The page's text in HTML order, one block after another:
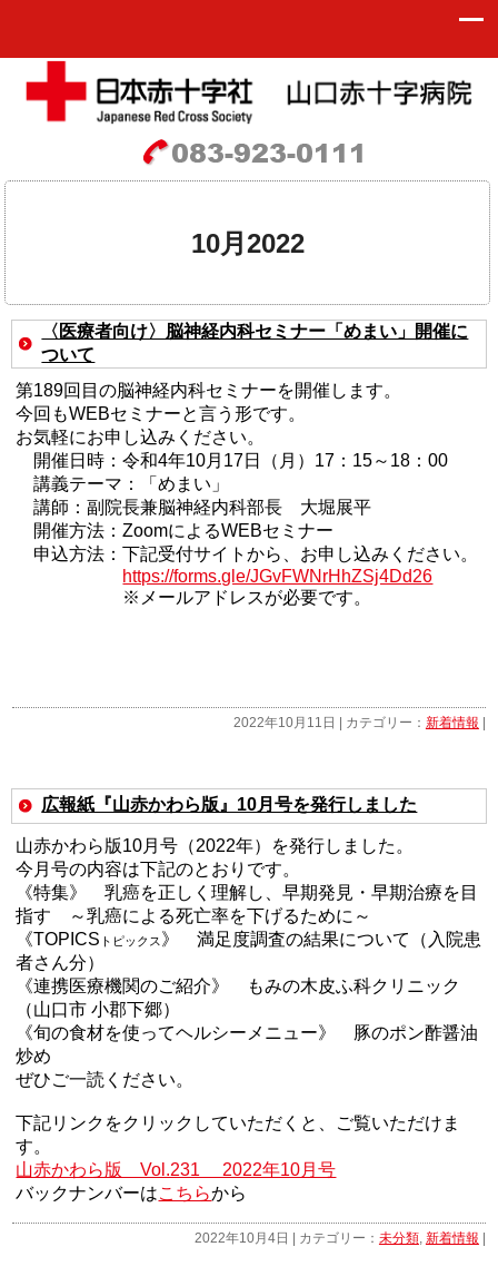
10月2022
〈医療者向け〉脳神経内科セミナー「めまい」開催に
ついて
第189回目の脳神経内科セミナーを開催します。
今回もWEBセミナーと言う形です。
お気軽にお申し込みください。
開催日時：令和4年10月17日（月） 17 ： 15～ 18 ：00
講義テーマ：「めまい」
講師：副院長兼脳神経内科部長 大堀展平
開催方法：ZoomによるWEBセミナー
申込方法：下記受付サイトから、お申し込みください。
https://forms.gle/JGvFWNrHhZSj4Dd26
※メールアドレスが必要です。
2022年10月11日 | カテゴリー： 新着情報 |
広報紙『山赤かわら版』10月号を発行しました
山赤かわら版10月号（2022年）を発行しました。
今月号の内容は下記のとおりです。
《特集》 乳癌を正しく理解し、早期発見・早期治療を目
指す ～乳癌による死亡率を下げるために～
《TOPICS トピックス 》 満足度調査の結果について（入院患
者さん分）
《連携医療機関のご紹介》 もみの木皮ふ科クリニック
（山口市 小郡下郷）
《旬の食材を使ってヘルシーメニュー》 豚のポン酢醤油
炒め
ぜひご一読ください。
下記リンクをクリックしていただくと、ご覧いただけま
す。
山赤かわら版 Vol.231 2022年10月号
バックナンバーはこちらから
2022年10月4日 | カテゴリー： 未分類, 新着情報 |